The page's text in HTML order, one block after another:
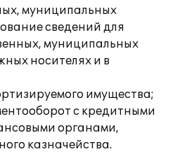
муниципальных
сведений для
муниципальных
носителях и в
имущества;
с кредитными
органами,
казначейства.